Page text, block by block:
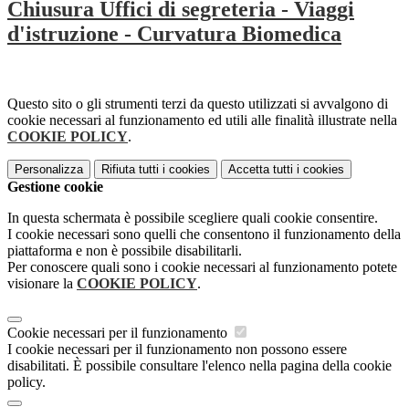
Chiusura Uffici di segreteria - Viaggi
d'istruzione - Curvatura Biomedica
Questo sito o gli strumenti terzi da questo utilizzati si avvalgono di
cookie necessari al funzionamento ed utili alle finalità illustrate nella
COOKIE POLICY.
Personalizza Rifiuta tutti i cookies Accetta tutti i cookies
Gestione cookie
In questa schermata è possibile scegliere quali cookie consentire.
I cookie necessari sono quelli che consentono il funzionamento della
piattaforma e non è possibile disabilitarli.
Per conoscere quali sono i cookie necessari al funzionamento potete
visionare la COOKIE POLICY.
Cookie necessari per il funzionamento
I cookie necessari per il funzionamento non possono essere
disabilitati. È possibile consultare l'elenco nella pagina della cookie
policy.